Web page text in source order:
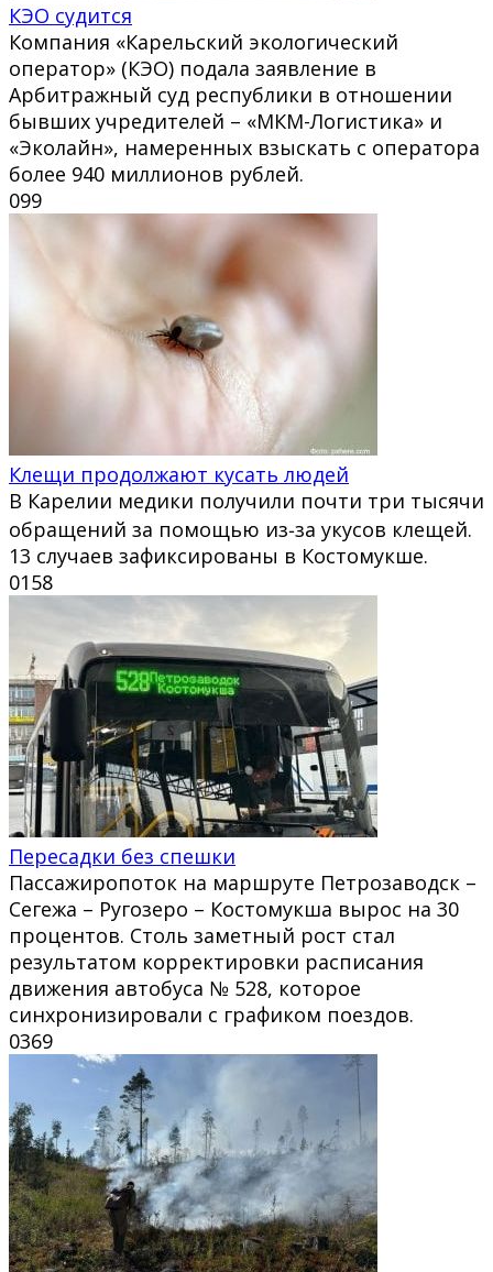
КЭО судится
Компания «Карельский экологический
оператор» (КЭО) подала заявление в
Арбитражный суд республики в отношении
бывших учредителей – «МКМ-Логистика» и
«Эколайн», намеренных взыскать с оператора
более 940 миллионов рублей.
099
Клещи продолжают кусать людей
В Карелии медики получили почти три тысячи
обращений за помощью из‑за укусов клещей.
13 случаев зафиксированы в Костомукше.
0158
Пересадки без спешки
Пассажиропоток на маршруте Петрозаводск –
Сегежа – Ругозеро – Костомукша вырос на 30
процентов. Столь заметный рост стал
результатом корректировки расписания
движения автобуса № 528, которое
синхронизировали с графиком поездов.
0369